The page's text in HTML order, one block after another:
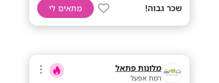
שכר גבוה! מתאים לי
מלונות פתאל
רמת אפעל